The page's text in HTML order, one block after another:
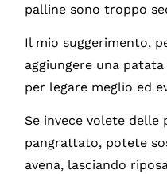
palline sono troppo
Il mio suggerimento,
aggiungere una
per legare meglio ed
Se invece volete delle
pangrattato, potete
avena, lasciando